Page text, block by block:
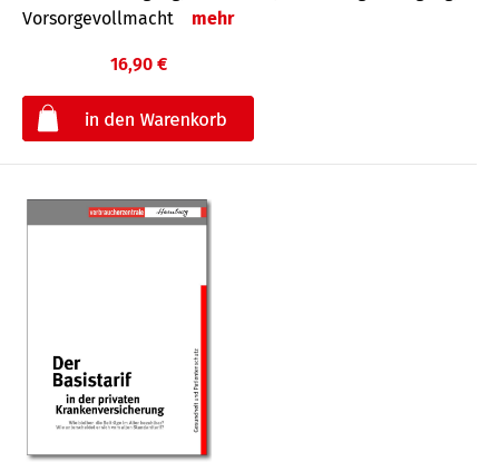
Vor­sorge­voll­macht
mehr
16,90 €